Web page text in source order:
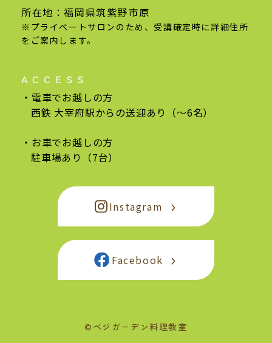
所在地：福岡県筑紫野市原
※プライベートサロンのため、受講確定時に詳細住所
をご案内します。
ACCESS
電車でお越しの方
西鉄 大宰府駅からの送迎あり（〜6名）
お車でお越しの方
駐車場あり（7台）
Instagram
Facebook
©ベジガーデン料理教室